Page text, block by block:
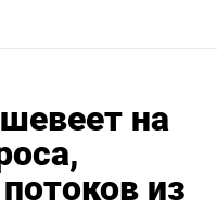
на
из